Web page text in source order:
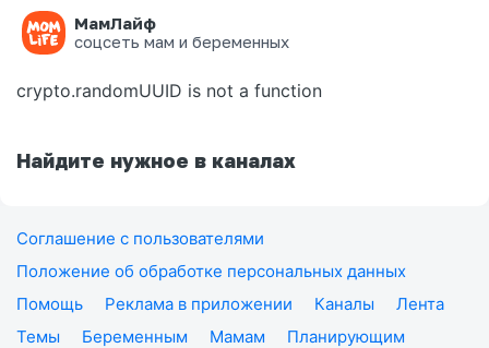
МамЛайф
соцсеть мам и беременных
Ошибка на странице
crypto.randomUUID is not a function
Найдите нужное в каналах
Соглашение с пользователями
Положение об обработке персональных данных
Помощь
Реклама в приложении Каналы
Лента
Темы
Беременным Мамам
Планирующим